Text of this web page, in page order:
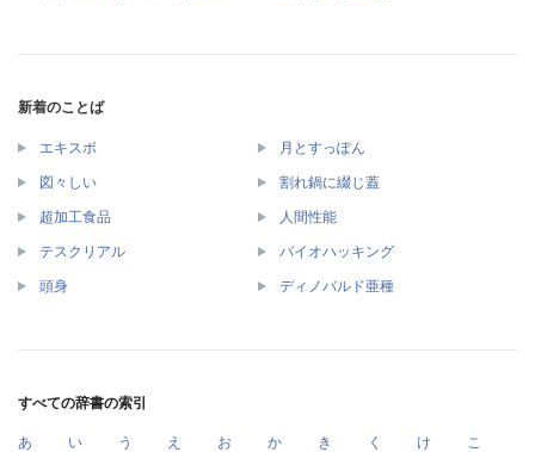
新着のことば
エキスポ 月とすっぽん
図々しい 割れ鍋に綴じ蓋
超加工食品 人間性能
テスクリアル バイオハッキング
頭身 ディノバルド亜種
すべての辞書の索引
あ い う え お か き く け こ